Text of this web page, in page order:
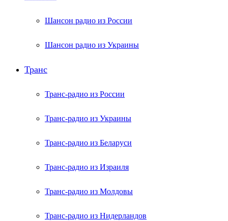
Шансон радио из России
Шансон радио из Украины
Транс
Транс-радио из России
Транс-радио из Украины
Транс-радио из Беларуси
Транс-радио из Израиля
Транс-радио из Молдовы
Транс-радио из Нидерландов